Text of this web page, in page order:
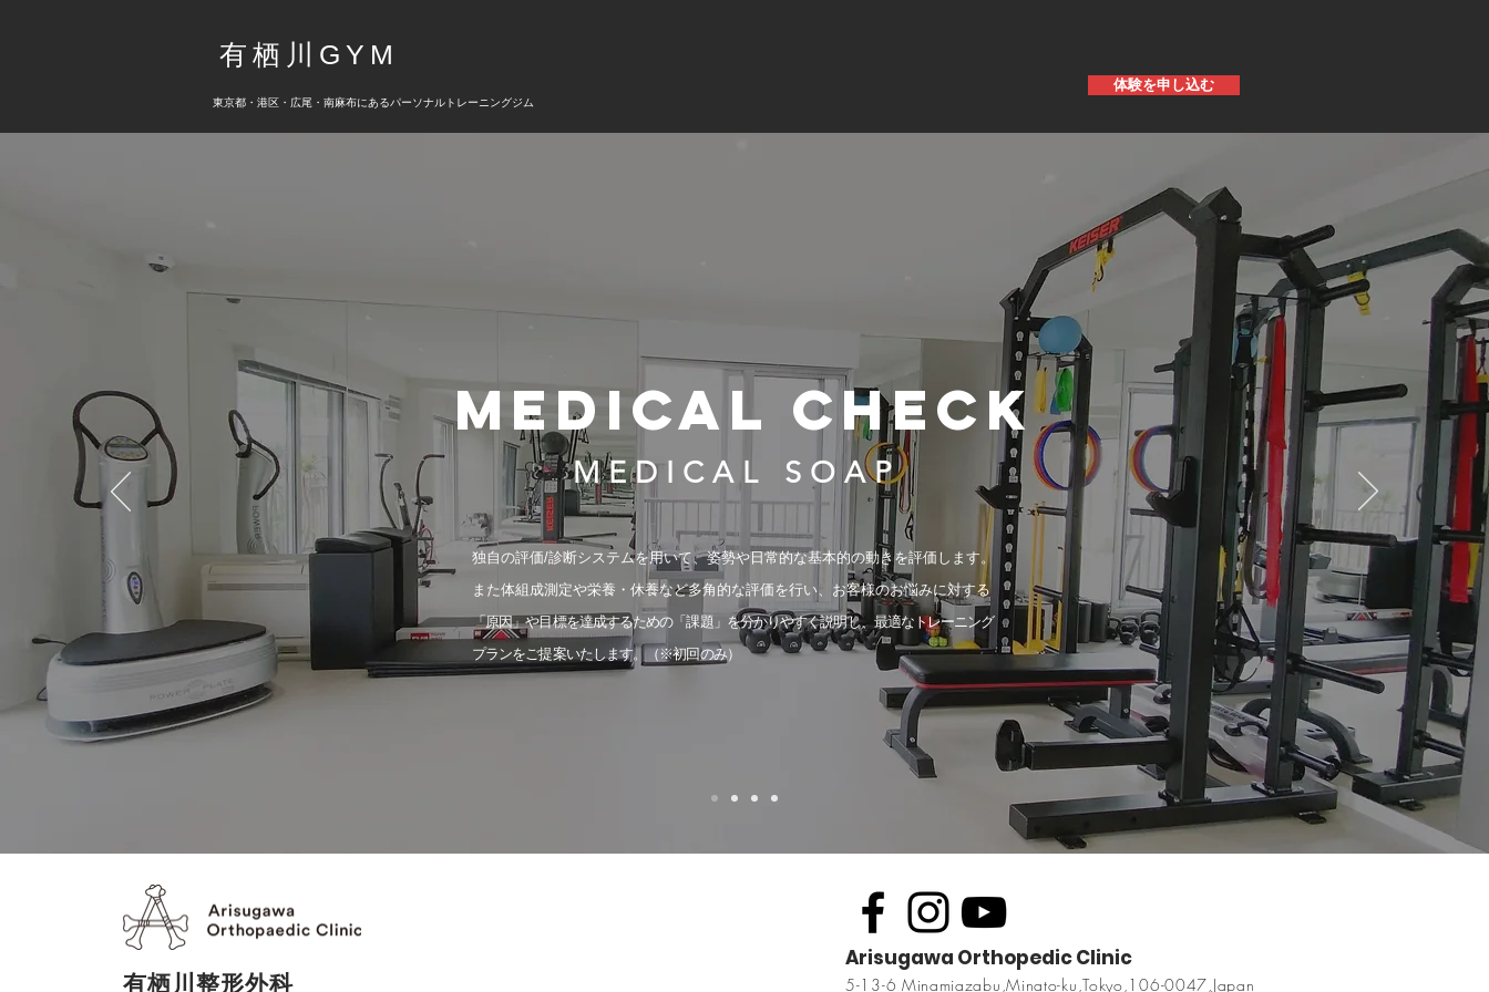
有栖川GYM
​東京都・港区・広尾・南麻布にあるパーソナルトレーニングジム
体験を申し込む
MEDICAL CHECK
MEDICAL SOAP
独自の評価/診断システムを用いて、姿勢や日常的な基本的の動きを評価します。
また体組成測定や栄養・休養など多角的な評価を行い、お客様のお悩みに対する
「原因」や目標を達成するための「課題」を分かりやすく説明し、最適なトレーニング
プランをご提案いたします。（※初回のみ）
有栖川整形外科
Arisugawa Orthopedic Clinic
5-13-6 Minamiazabu,Minato-ku,Tokyo,106-0047,Japan